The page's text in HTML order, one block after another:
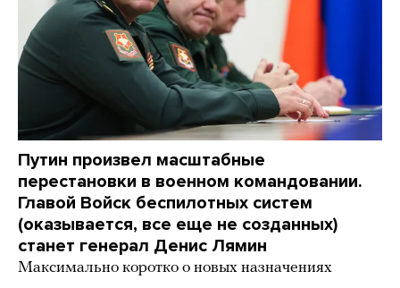
Путин произвел масштабные
перестановки в военном командовании.
Главой Войск беспилотных систем
(оказывается, все еще не созданных)
станет генерал Денис Лямин
Максимально коротко о новых назначениях